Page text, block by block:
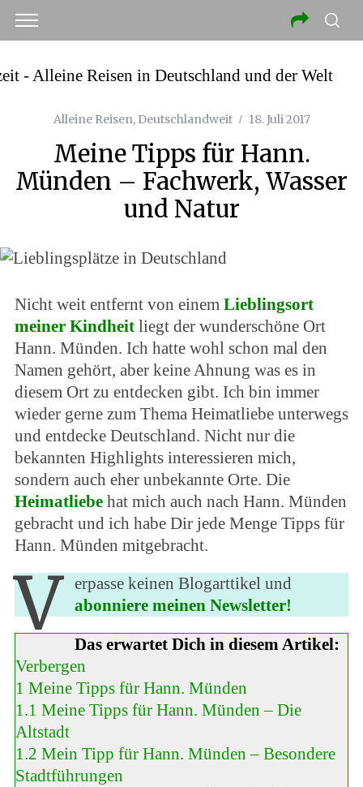
Alleine Reisen, Deutschlandweit 18. Juli 2017
Meine Tipps für Hann.
Münden – Fachwerk, Wasser
und Natur
Nicht weit entfernt von einem Lieblingsort
meiner Kindheit liegt der wunderschöne Ort
Hann. Münden. Ich hatte wohl schon mal den
Namen gehört, aber keine Ahnung was es in
diesem Ort zu entdecken gibt. Ich bin immer
wieder gerne zum Thema Heimatliebe unterwegs
und entdecke Deutschland. Nicht nur die
bekannten Highlights interessieren mich,
sondern auch eher unbekannte Orte. Die
Heimatliebehat mich auch nach Hann. Münden
gebracht und ich habe Dir jede Menge Tipps für
Hann. Münden mitgebracht.
V
erpasse keinen Blogarttikel und
abonniere meinen Newsletter!
Das erwartet Dich in diesem Artikel:
Verbergen
1 Meine Tipps für Hann. Münden
1.1 Meine Tipps für Hann. Münden – Die
Altstadt
1.2 Mein Tipp für Hann. Münden – Besondere
Stadtführungen